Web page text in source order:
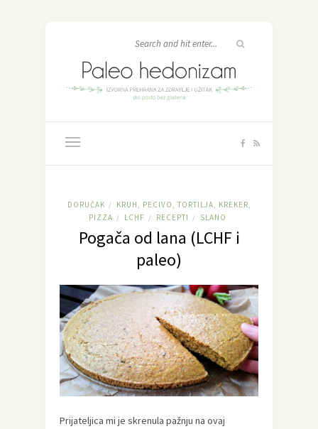
DORUČAK /
KRUH, PECIVO, TORTILJA, KREKER,
PIZZA / LCHF / RECEPTI / SLANO
Pogača od lana (LCHF i
paleo)
Prijateljica mi je skrenula pažnju na ovaj